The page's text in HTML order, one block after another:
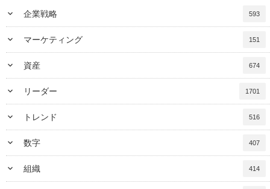
keyboard_arrow_down 企業戦略 593
keyboard_arrow_down マーケティング 151
keyboard_arrow_down 資産 674
keyboard_arrow_down リーダー 1701
keyboard_arrow_down トレンド 516
keyboard_arrow_down 数字 407
keyboard_arrow_down 組織 414